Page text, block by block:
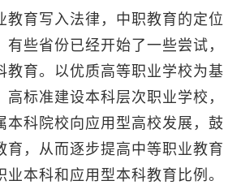
育写入法律，中职教育的定位
些省份已经开始了一些尝试，
教育。以优质高等职业学校为基
标准建设本科层次职业学校，
本科院校向应用型高校发展，鼓
育，从而逐步提高中等职业教育
业本科和应用型本科教育比例。